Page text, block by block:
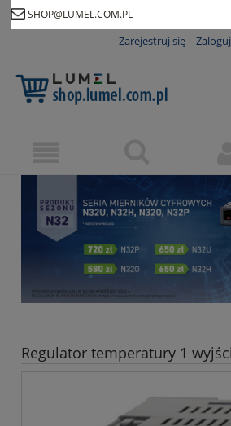
SHOP@LUMEL.COM.PL
Zarejestruj się
Regulator temperatury 1